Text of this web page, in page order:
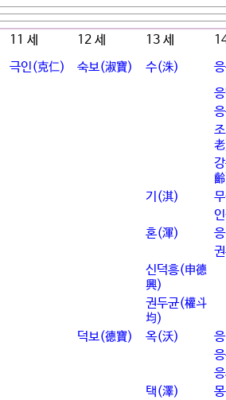
11 세 12 세 13 세
극인(克仁) 숙보(淑寶) 수(洙)
기(淇)
혼(渾)
신덕흥(申德
興)
권두균(權斗
均)
덕보(德寶)
옥(沃)
택(澤)